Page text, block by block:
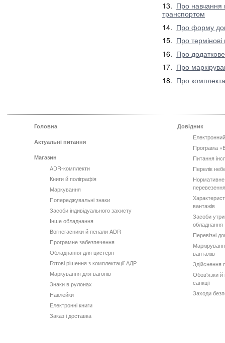
13. Про навчання
транспортом
14. Про форму
15. Про
16. Про
17. Про
18. Про
Головна
Актуальні питання
Магазин
ADR-комплекти
Книги й поліграфія
Маркування
Попереджувальні знаки
Засоби індивідуального захисту
Інше обладнання
Вогнегасники й пенали ADR
Програмне забезпечення
Обладнання для цистерн
Готові рішення з комплектації АДР
Маркування для вагонів
Знаки в рулонах
Наклейки
Електронні книги
Заказ і доставка
Довідник
Програма
Питання
Перелік
вантажів
Засоби
обладнання
Перевізні
вантажів
Здійснення
Обов'язки й
санкції
Заходи